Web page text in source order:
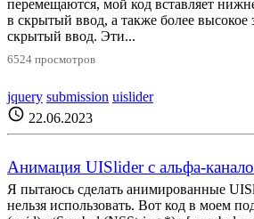
перемещаются, мой код вставляет
в скрытый ввод, а также более высокое
скрытый ввод. Эти...
6524 просмотров
jquery submission uislider
schedule 22.06.2023
Анимация UISlider с альфа-
Я пытаюсь сделать анимированные
нельзя использовать. Вот код в моем